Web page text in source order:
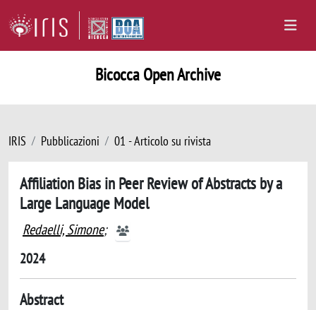
Bicocca Open Archive
IRIS Pubblicazioni 01 - Articolo su rivista
Affiliation Bias in Peer Review of Abstracts by a
Large Language Model
Redaelli, Simone;
2024
Abstract